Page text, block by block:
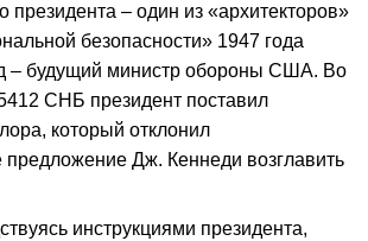
президента – один из «архитекторов»
безопасности» 1947 года
– будущий министр обороны США. Во
СНБ президент поставил
который отклонил
предложение Дж. Кеннеди возглавить
инструкциями президента,